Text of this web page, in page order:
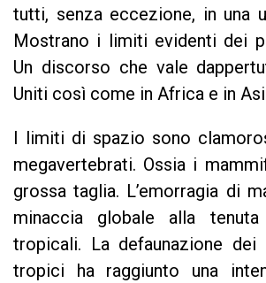
tutti, senza eccezione, in una
Mostrano i limiti evidenti dei
Un discorso che vale
Uniti così come in Africa e in
I limiti di spazio sono
megavertebrati. Ossia i
grossa taglia. L’emorragia di
minaccia globale alla
tropicali. La defaunazione dei
tropici ha raggiunto una